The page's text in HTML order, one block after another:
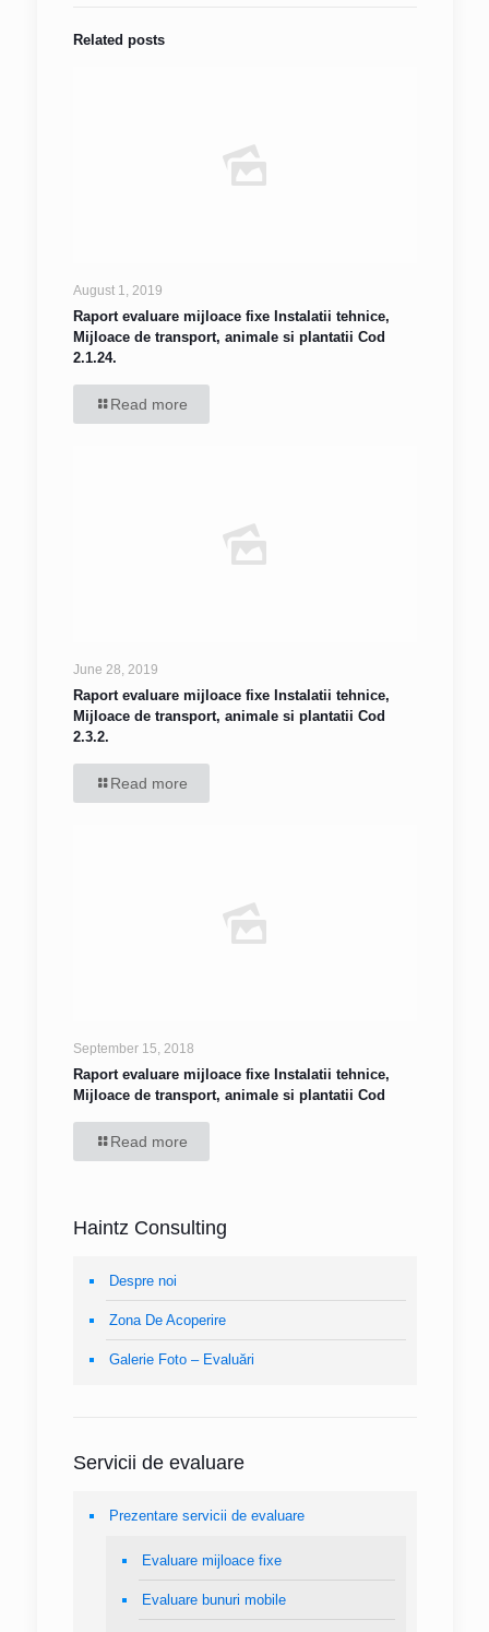
Related posts
August 1, 2019
Raport evaluare mijloace fixe Instalatii tehnice,
Mijloace de transport, animale si plantatii Cod
2.1.24.
Read more
June 28, 2019
Raport evaluare mijloace fixe Instalatii tehnice,
Mijloace de transport, animale si plantatii Cod
2.3.2.
Read more
September 15, 2018
Raport evaluare mijloace fixe Instalatii tehnice,
Mijloace de transport, animale si plantatii Cod
Read more
Haintz Consulting
Despre noi
Zona De Acoperire
Galerie Foto – Evaluări
Servicii de evaluare
Prezentare servicii de evaluare
Evaluare mijloace fixe
Evaluare bunuri mobile